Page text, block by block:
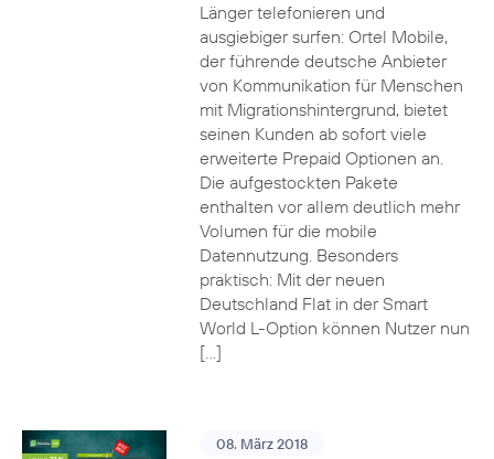
Länger telefonieren und
ausgiebiger surfen: Ortel Mobile,
der führende deutsche Anbieter
von Kommunikation für Menschen
mit Migrationshintergrund, bietet
seinen Kunden ab sofort viele
erweiterte Prepaid Optionen an.
Die aufgestockten Pakete
enthalten vor allem deutlich mehr
Volumen für die mobile
Datennutzung. Besonders
praktisch: Mit der neuen
Deutschland Flat in der Smart
World L-Option können Nutzer nun
[…]
08. März 2018